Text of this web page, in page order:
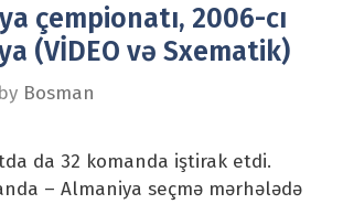
çempionatı, 2006-cı
(VİDEO və Sxematik)
by Bosman
da 32 komanda iştirak etdi.
– Almaniya seçmə mərhələdə